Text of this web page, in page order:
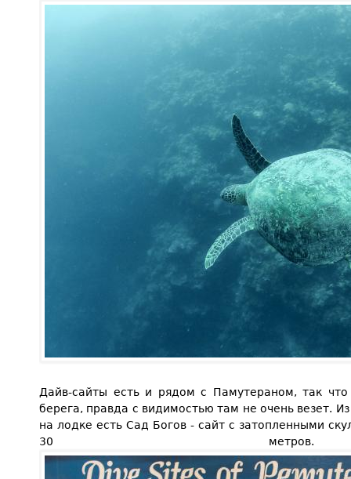
Дайв-сайты есть и рядом с Памутераном, так
берега, правда с видимостью там не очень везет.
на лодке есть Сад Богов - сайт с затопленными
30